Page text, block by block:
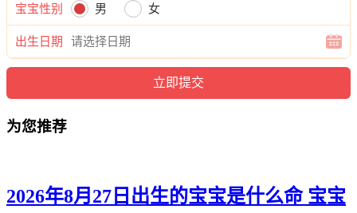
博浩、孙宽嘉、孙锦海、孙谨迅、孙志忠、孙锦郎、孙元绍、
弘、孙辉照、孙嘉辉、孙游强、孙可宇、孙泽毅、孙尊俊、孙
迪炎、孙馨迪、孙浩俊、孙华馨、孙恺麒、孙兰海、孙郎牧、
孙宥廷、孙立棕、孙海译、孙廷学、孙正霄、孙曜唯、孙宸
源晓、孙翰源、孙希言。
宝宝性别 男 女
出生日期
为您推荐
2026年8月27日出生的宝宝是什么命 宝宝